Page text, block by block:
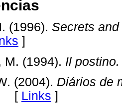
(1996). Secrets
]
M. (1994). Il postino.
(2004). Diários de
[ Links ]